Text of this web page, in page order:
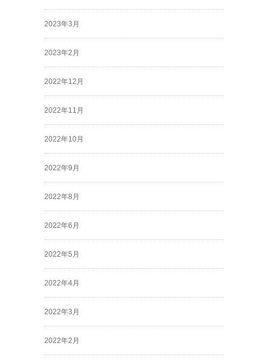
2023年3月
2023年2月
2022年12月
2022年11月
2022年10月
2022年9月
2022年8月
2022年6月
2022年5月
2022年4月
2022年3月
2022年2月